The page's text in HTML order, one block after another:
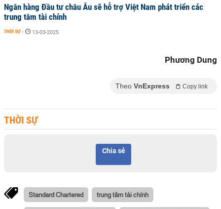
Ngân hàng Đầu tư châu Âu sẽ hỗ trợ Việt Nam phát triển các
trung tâm tài chính
THỜI SỰ - 13-03-2025
Phương Dung
Theo VnExpress Copy link
THỜI SỰ
Chia sẻ
Standard Chartered trung tâm tài chính